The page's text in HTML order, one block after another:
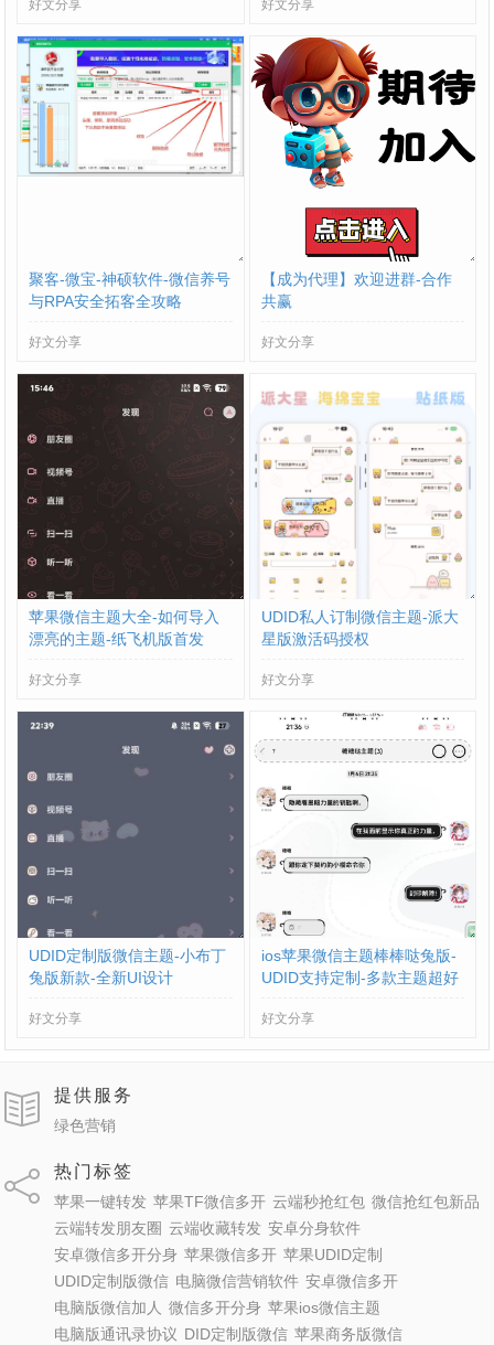
好文分享 好文分享
聚客-微宝-神硕软件-微信养号
与RPA安全拓客全攻略
好文分享
【成为代理】欢迎进群-合作
共赢
好文分享
苹果微信主题大全-如何导入
漂亮的主题-纸飞机版首发
好文分享
UDID私人订制微信主题-派大
星版激活码授权
好文分享
UDID定制版微信主题-小布丁
兔版新款-全新UI设计
好文分享
ios苹果微信主题棒棒哒兔版-
UDID支持定制-多款主题超好
好文分享
提供服务
绿色营销
热门标签
苹果一键转发 苹果TF微信多开 云端秒抢红包 微信抢红包新品
云端转发朋友圈 云端收藏转发 安卓分身软件
安卓微信多开分身 苹果微信多开 苹果UDID定制
UDID定制版微信 电脑微信营销软件 安卓微信多开
电脑版微信加人 微信多开分身 苹果ios微信主题
电脑版通讯录协议 DID定制版微信 苹果商务版微信